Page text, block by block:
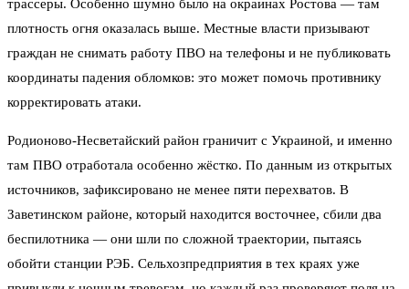
трассеры. Особенно шумно было на окраинах Ростова — там
плотность огня оказалась выше. Местные власти призывают
граждан не снимать работу ПВО на телефоны и не публиковать
координаты падения обломков: это может помочь противнику
корректировать атаки.
Родионово-Несветайский район граничит с Украиной, и именно
там ПВО отработала особенно жёстко. По данным из открытых
источников, зафиксировано не менее пяти перехватов. В
Заветинском районе, который находится восточнее, сбили два
беспилотника — они шли по сложной траектории, пытаясь
обойти станции РЭБ. Сельхозпредприятия в тех краях уже